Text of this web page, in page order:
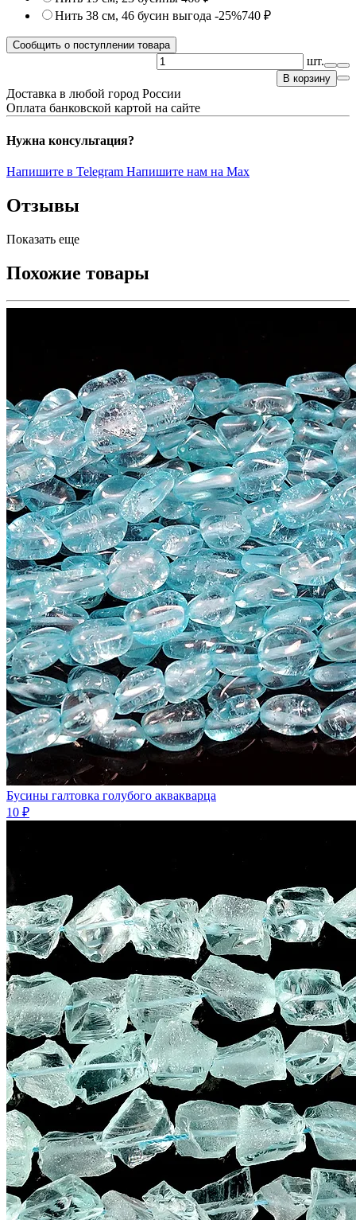
Нить 38 см, 46 бусин выгода -25%740 ₽
Сообщить о поступлении товара
шт.
В корзину
Доставка в любой город России
Оплата банковской картой на сайте
Нужна консультация?
Напишите в Telegram Напишите нам на Max
Отзывы
Показать еще
Похожие товары
Бусины галтовка голубого аквакварца
10 ₽